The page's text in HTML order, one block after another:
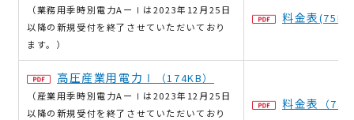
（業務用季時別電力AーⅠは2023年12月25日
以降の新規受付を終了させていただいており
ます。）
料金表
高圧産業用電力Ⅰ （174KB）
（産業用季時別電力AーⅠは2023年12月25日
以降の新規受付を終了させていただいており
料金表 （